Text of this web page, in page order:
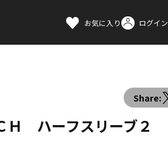
お気に入り ログイン
Share:
ハーフスリーブ２